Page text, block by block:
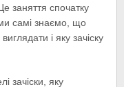
заняття спочатку
самі знаємо, що
і яку зачіску
зачіски, яку